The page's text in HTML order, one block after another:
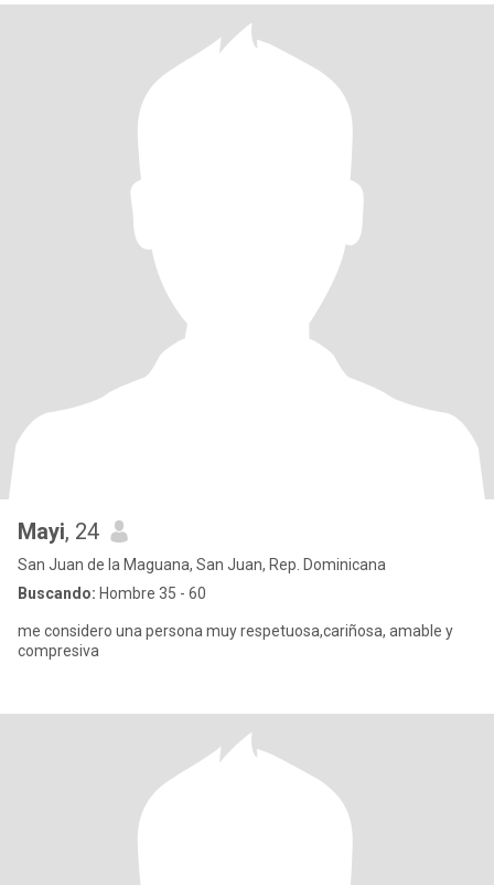
Mayi, 24
San Juan de la Maguana, San Juan, Rep. Dominicana
Buscando: Hombre 35 - 60
me considero una persona muy respetuosa,cariñosa, amable y
compresiva